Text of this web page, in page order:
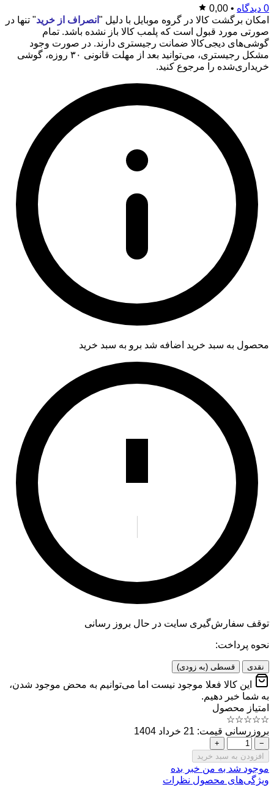
0 دیدگاه •
0,00
امکان برگشت کالا در گروه موبایل با دلیل " انصراف از خرید" تنها در
صورتی مورد قبول است که پلمب کالا باز نشده باشد. تمام
گوشی‌های دیجی‌کالا ضمانت رجیستری دارند. در صورت وجود
مشکل رجیستری، می‌توانید بعد از مهلت قانونی ۳۰ روزه، گوشی
خریداری‌شده را مرجوع کنید.
محصول به سبد خرید اضافه شد برو به سبد خرید
توقف سفارش‌گیری سایت در حال بروز رسانی
نحوه پرداخت:
نقدی قسطی (به زودی)
این کالا فعلا موجود نیست اما می‌توانیم به محض موجود شدن،
به شما خبر دهیم.
امتیاز محصول
☆
☆
☆
☆
☆
بروزرسانی قیمت: 21 خرداد 1404
−
+
افزودن به سبد خرید
موجود شد به من خبر بده
ویژگی‌های محصول نظرات